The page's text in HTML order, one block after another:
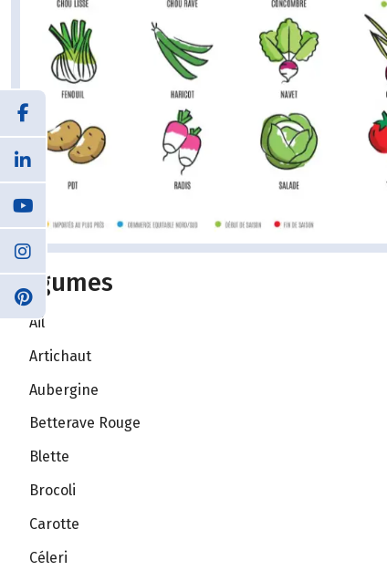
Légumes
Ail
Artichaut
Aubergine
Betterave Rouge
Blette
Brocoli
Carotte
Céleri